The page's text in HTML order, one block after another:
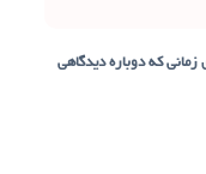
که دوباره دیدگاهی